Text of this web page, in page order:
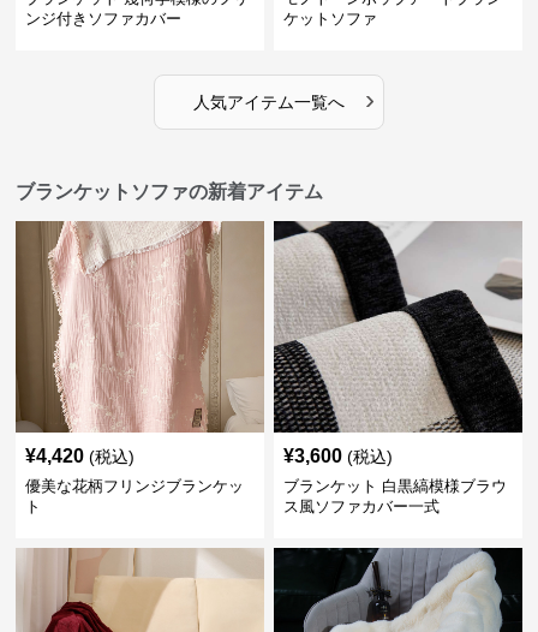
ンジ付きソファカバー
ケットソファ
人気アイテム一覧へ ›
ブランケットソファの新着アイテム
¥4,420 (税込)
優美な花柄フリンジブランケッ
ト
¥3,600 (税込)
ブランケット 白黒縞模様ブラウ
ス風ソファカバー一式